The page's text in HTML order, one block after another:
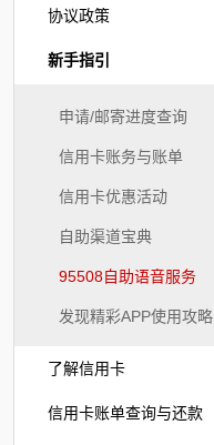
协议政策
新手指引
申请/邮寄进度查询
信用卡账务与账单
信用卡优惠活动
自助渠道宝典
95508自助语音服务
发现精彩APP使用攻略
了解信用卡
信用卡账单查询与还款